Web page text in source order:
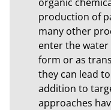
production of
many other
enter the
form or as
they can lead
addition to
approaches